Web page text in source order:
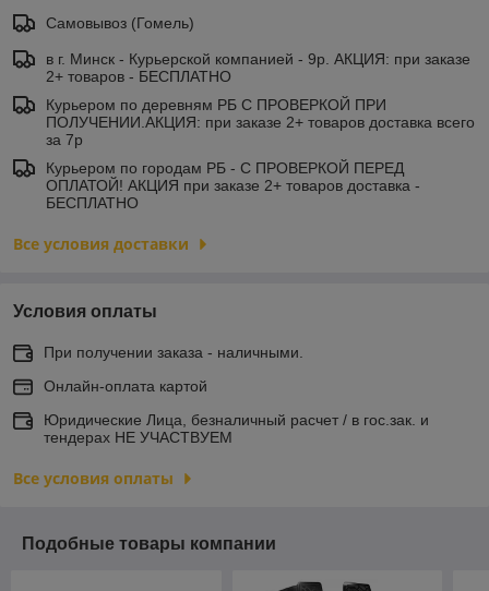
Самовывоз (Гомель)
в г. Минск - Курьерской компанией - 9р. АКЦИЯ: при заказе
2+ товаров - БЕСПЛАТНО
Курьером по деревням РБ С ПРОВЕРКОЙ ПРИ
ПОЛУЧЕНИИ.АКЦИЯ: при заказе 2+ товаров доставка всего
за 7р
Курьером по городам РБ - С ПРОВЕРКОЙ ПЕРЕД
ОПЛАТОЙ! АКЦИЯ при заказе 2+ товаров доставка -
БЕСПЛАТНО
Все условия доставки
Условия оплаты
При получении заказа - наличными.
Онлайн-оплата картой
Юридические Лица, безналичный расчет / в гос.зак. и
тендерах НЕ УЧАСТВУЕМ
Все условия оплаты
Подобные товары компании